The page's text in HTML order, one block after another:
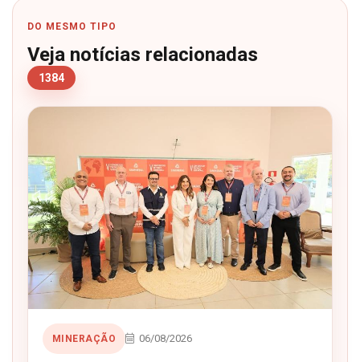
DO MESMO TIPO
Veja notícias relacionadas
1384
MINERAÇÃO 06/08/2026